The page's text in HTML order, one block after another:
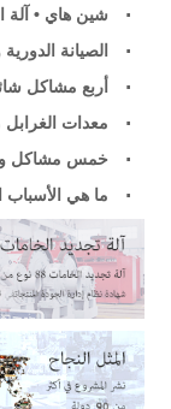
شين هاي • آلة
الصيانة
أربع مشاكل
معدات
خمس مشاكل
ما هي الأسباب